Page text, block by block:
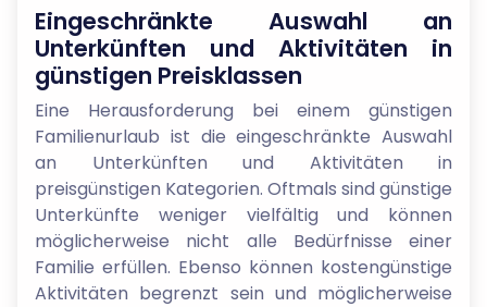
Eingeschränkte Auswahl an
Unterkünften und Aktivitäten in
günstigen Preisklassen
Eine Herausforderung bei einem günstigen
Familienurlaub ist die eingeschränkte Auswahl
an Unterkünften und Aktivitäten in
preisgünstigen Kategorien. Oftmals sind günstige
Unterkünfte weniger vielfältig und können
möglicherweise nicht alle Bedürfnisse einer
Familie erfüllen. Ebenso können kostengünstige
Aktivitäten begrenzt sein und möglicherweise